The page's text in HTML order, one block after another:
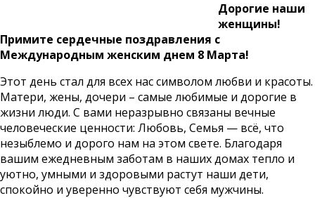
Дорогие наши
женщины!
Примите сердечные поздравления с
Международным женским днем 8 Марта!
Этот день стал для всех нас символом любви и красоты.
Матери, жены, дочери – самые любимые и дорогие в
жизни люди. С вами неразрывно связаны вечные
человеческие ценности: Любовь, Семья — всё, что
незыблемо и дорого нам на этом свете. Благодаря
вашим ежедневным заботам в наших домах тепло и
уютно, умными и здоровыми растут наши дети,
спокойно и уверенно чувствуют себя мужчины.